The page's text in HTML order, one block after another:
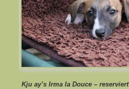
Kju ay’s Irma la Douce – reserviert